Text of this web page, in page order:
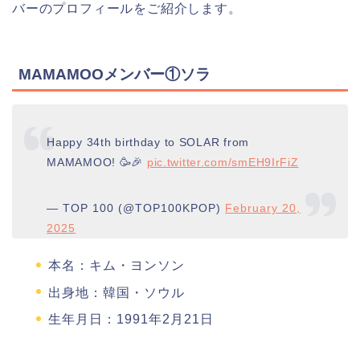
バーのプロフィールをご紹介します。
MAMAMOOメンバー①ソラ
Happy 34th birthday to SOLAR from
MAMAMOO! 🥳🎉 pic.twitter.com/smEH9IrFiZ
— TOP 100 (@TOP100KPOP) February 20,
2025
本名：キム・ヨンソン
出身地：韓国・ソウル
生年月日：1991年2月21日